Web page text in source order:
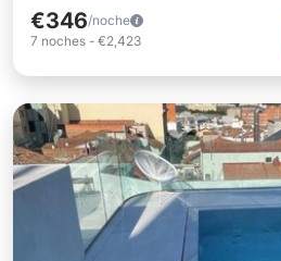
€346/noche
7 noches - €2,423